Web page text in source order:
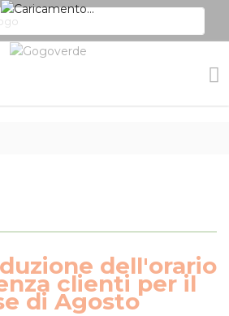
dell'orario
clienti per il
di Agosto